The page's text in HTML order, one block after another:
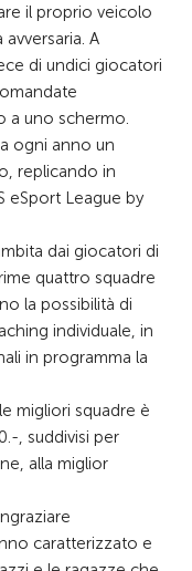
il proprio veicolo
A
di undici giocatori
a uno schermo.
ogni anno un
replicando in
eSport League by
dai giocatori di
quattro squadre
la possibilità di
individuale, in
in programma la
migliori squadre è
, suddivisi per
alla miglior
caratterizzato e